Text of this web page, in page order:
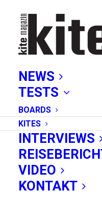
NEWS
TESTS
BOARDS
KITES
INTERVIEWS
VIDEO
KONTAKT
Kite